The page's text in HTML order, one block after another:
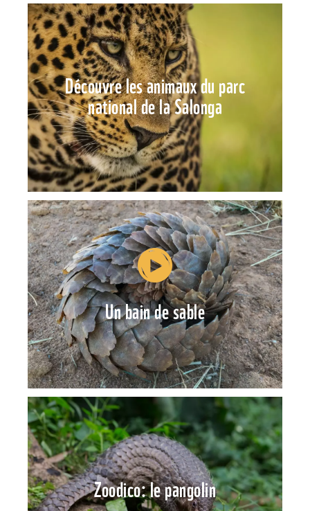
Découvre les animaux du parc
national de la Salonga
Un bain de sable
Zoodico: le pangolin